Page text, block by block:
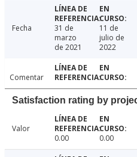
Fecha
31 de
marzo
de 2021
11 de
julio de
2022
Comentar
Satisfaction rating by
Valor
0.00
0.00